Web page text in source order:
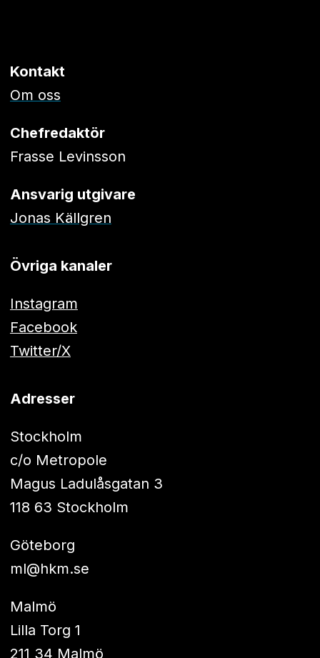
Kontakt
Om oss
Chefredaktör
Frasse Levinsson
Ansvarig utgivare
Jonas Källgren
Övriga kanaler
Instagram
Facebook
Twitter/X
Adresser
Stockholm
c/o Metropole
Magus Ladulåsgatan 3
118 63 Stockholm
Göteborg
ml@hkm.se
Malmö
Lilla Torg 1
211 34 Malmö